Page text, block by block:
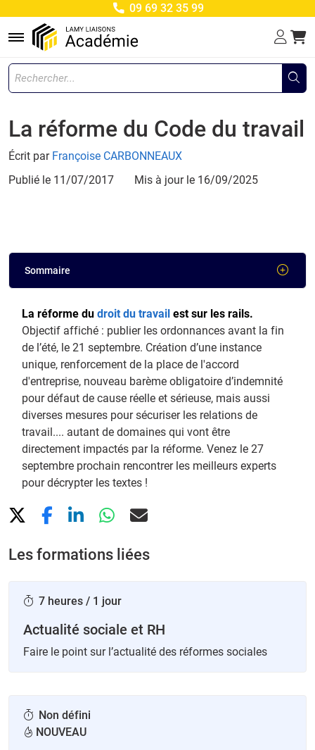
09 69 32 35 99
Menu
La réforme du Code du travail
Écrit par Françoise CARBONNEAUX
Publié le 11/07/2017
Mis à jour le 16/09/2025
Sommaire
La réforme du droit du travailest sur les rails.
Objectif affiché : publier les ordonnances avant la fin
de l’été, le 21 septembre. Création d’une instance
unique, renforcement de la place de l'accord
d'entreprise, nouveau barème obligatoire d’indemnité
pour défaut de cause réelle et sérieuse, mais aussi
diverses mesures pour sécuriser les relations de
travail.... autant de domaines qui vont être
directement impactés par la réforme. Venez le 27
septembre prochain rencontrer les meilleurs experts
pour décrypter les textes !
Les formations liées
7 heures / 1 jour
Actualité sociale et RH
Faire le point sur l’actualité des réformes sociales
Non défini
NOUVEAU